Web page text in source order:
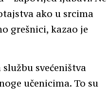
ako u srcima
grešnici, kazao je
svećeništva
učenicima. To su